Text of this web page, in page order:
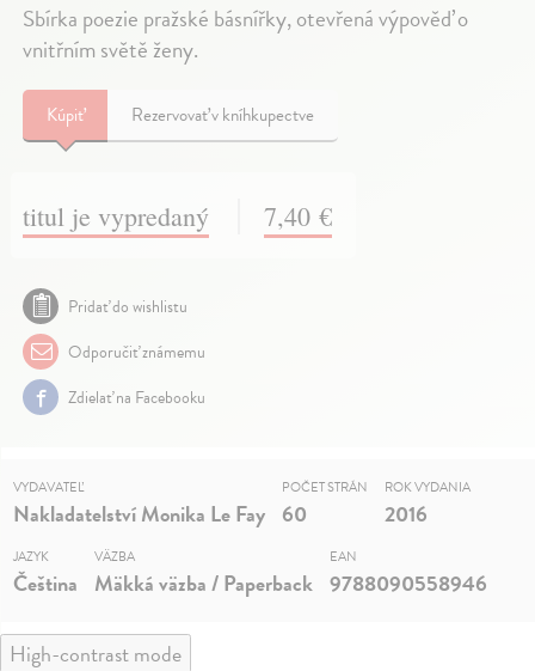
Sbírka poezie pražské básnířky, otevřená výpověď o
vnitřním světě ženy.
Kúpiť Rezervovať v kníhkupectve
titul je vypredaný 7,40 €
Pridať do wishlistu
Odporučiť známemu
Zdielať na Facebooku
VYDAVATEĽ
Nakladatelství Monika Le Fay
POČET STRÁN
60
ROK VYDANIA
2016
JAZYK
Čeština
VÄZBA
Mäkká väzba / Paperback
EAN
9788090558946
High-contrast mode